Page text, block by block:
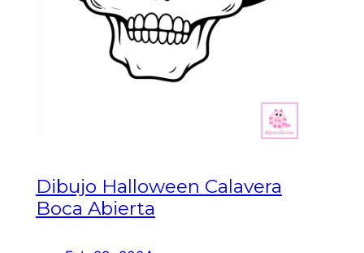
Dibujo Halloween Calavera
Boca Abierta